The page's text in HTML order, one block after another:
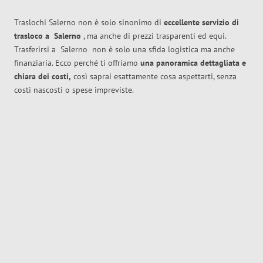
Traslochi Salerno non è solo sinonimo di eccellente servizio di
trasloco a Salerno , ma anche di prezzi trasparenti ed equi.
Trasferirsi a Salerno non è solo una sfida logistica ma anche
finanziaria. Ecco perché ti offriamo una panoramica dettagliata e
chiara dei costi, così saprai esattamente cosa aspettarti, senza
costi nascosti o spese impreviste.